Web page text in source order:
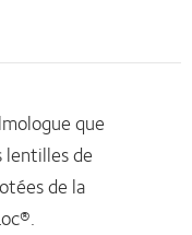
que
lentilles de
de la